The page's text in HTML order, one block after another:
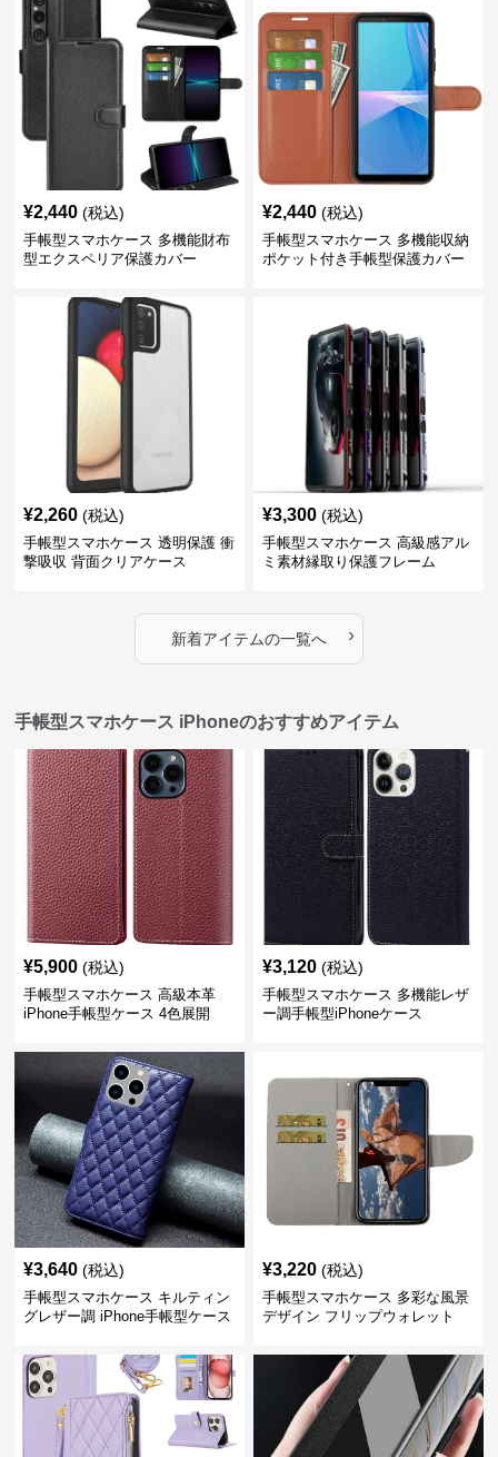
¥2,440 (税込)
手帳型スマホケース 多機能財布
型エクスペリア保護カバー
¥2,440 (税込)
手帳型スマホケース 多機能収納
ポケット付き手帳型保護カバー
¥2,260 (税込)
手帳型スマホケース 透明保護 衝
撃吸収 背面クリアケース
¥3,300 (税込)
手帳型スマホケース 高級感アル
ミ素材縁取り保護フレーム
新着アイテムの一覧へ ›
手帳型スマホケース iPhoneのおすすめアイテム
¥5,900 (税込)
手帳型スマホケース 高級本革
iPhone手帳型ケース 4色展開
¥3,120 (税込)
手帳型スマホケース 多機能レザ
ー調手帳型iPhoneケース
¥3,640 (税込)
手帳型スマホケース キルティン
グレザー調 iPhone手帳型ケース
¥3,220 (税込)
手帳型スマホケース 多彩な風景
デザイン フリップウォレット